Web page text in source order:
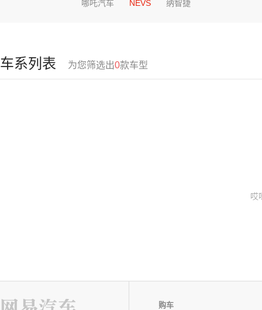
哪吒汽车 NEVS 纳智捷
车系列表 为您筛选出0款车型
哎
购车